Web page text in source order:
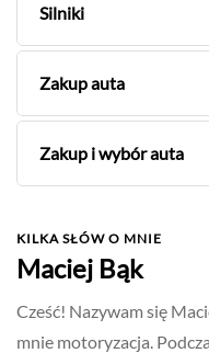
Silniki
Zakup auta
Zakup i wybór auta
KILKA SŁÓW O MNIE
Maciej Bąk
Cześć! Nazywam się
mnie motoryzacja.